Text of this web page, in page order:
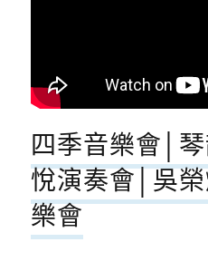
四季音樂會│
悅演奏會│吳
樂會